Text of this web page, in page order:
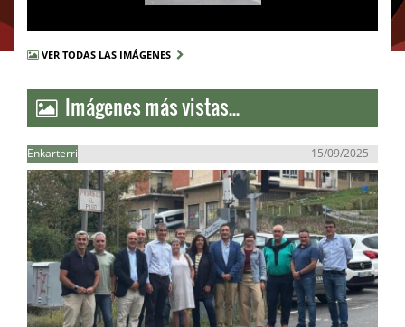
VER TODAS LAS IMÁGENES
Imágenes más vistas...
Enkarterri 15/09/2025